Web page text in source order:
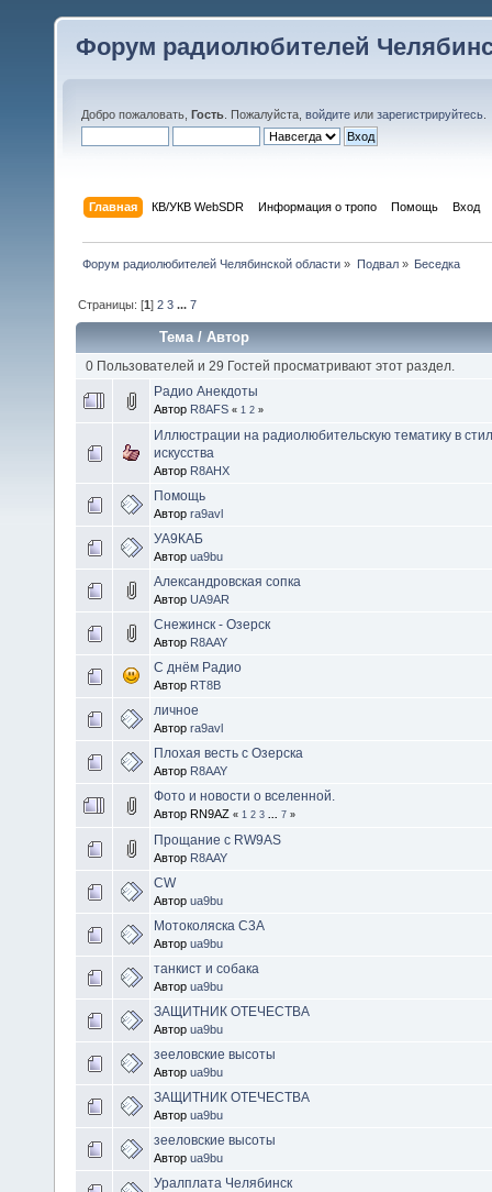
Форум радиолюбителей
Добро пожаловать, Гость . Пожалуйста, войдите или зарегистрируйтесь
Главная КВ/УКВ WebSDR Информация о тропо Помощь Вход
Форум радиолюбителей Челябинской области » Подвал» Беседка
Страницы: [1]2 3 ...7
Тема/Автор
0 Пользователей и 29 Гостей просматривают этот раздел.
Радио Анекдоты
Автор R8AFS « 1 2 »
Иллюстрации на радиолюбительскую тематику в
искусства
Автор R8AHX
Помощь
Автор ra9avl
УА9КАБ
Автор ua9bu
Александровская сопка
Автор UA9AR
Снежинск - Озерск
Автор R8AAY
С днём Радио
Автор RT8B
личное
Автор ra9avl
Плохая весть с Озерска
Автор R8AAY
Фото и новости о вселенной.
Автор RN9AZ « 1 2 3 7 »
Прощание с RW9AS
Автор R8AAY
CW
Автор ua9bu
Мотоколяска С3А
Автор ua9bu
танкист и собака
Автор ua9bu
ЗАЩИТНИК ОТЕЧЕСТВА
Автор ua9bu
зееловские высоты
Автор ua9bu
ЗАЩИТНИК ОТЕЧЕСТВА
Автор ua9bu
зееловские высоты
Автор ua9bu
Уралплата Челябинск